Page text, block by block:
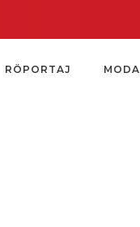
RÖPORTAJ MODA